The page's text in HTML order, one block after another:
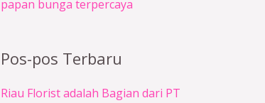
u
tPos-pos Terbaru
Riau Florist adalah Bagian dari PT